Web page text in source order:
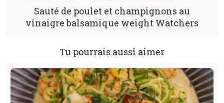
Sauté de poulet et champignons au
vinaigre balsamique weight Watchers
Tu pourrais aussi aimer